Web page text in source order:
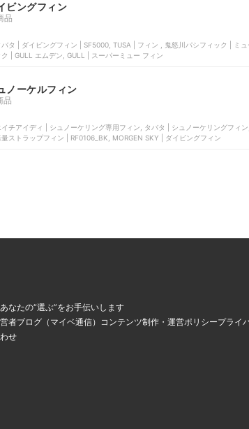
ビングフィン
品
バタ | ダイビングフィン | SF5000, TUSA | フィン , 鬼怒川パシフィック | ミ
ク | GULL エムデン, GULL | スーパーミュー フィン
ノーケルフィン
品
イチアイディ | シュノーケリング専用フィン, タバタ | シュノーケリングフィ
量ストラップフィン | RF0106_BK, MORGEN SKY | ダイビングフィン
なたの“選ぶ”をお手伝いします
者ブログ（マイベ通信） コンテンツ制作・運営ポリシープライ
せ